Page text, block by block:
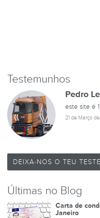
Testemunhos
Pedro
este site é
21 de Março
DEIXA-NOS O TEU
Últimas no Blog
Carta de
Janeiro